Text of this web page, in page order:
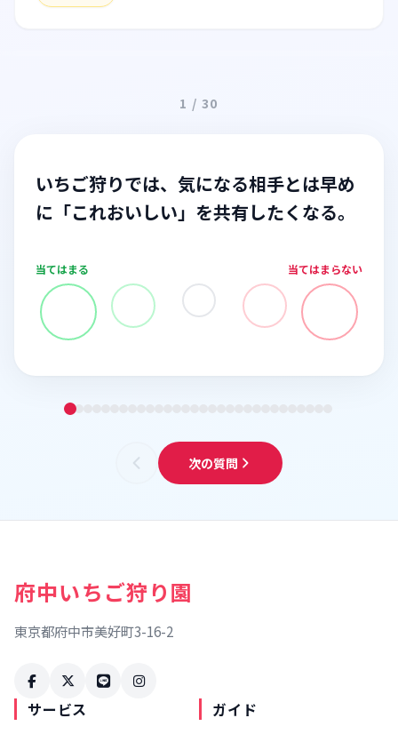
1 / 30
いちご狩りでは、気になる相手とは早め
に「これおいしい」を共有したくなる。
当てはまる 当てはまらない
次の質問
府中いちご狩り園
東京都府中市美好町3-16-2
サービス ガイド